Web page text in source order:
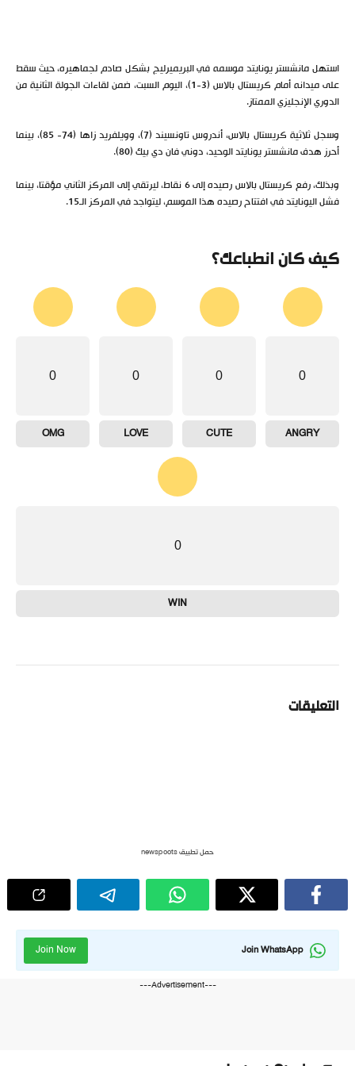
استهل مانشستر يونايتد موسمه في البريميرليج بشكل صادم لجماهيره، حيث سقط
على ميدانه أمام كريستال بالاس (3-1)، اليوم السبت، ضمن لقاءات الجولة الثانية من
الدوري الإنجليزي الممتاز.
وسجل ثلاثية كريستال بالاس، أندروس تاونسيند (7)، وويلفريد زاها (74- 85)، بينما
أحرز هدف مانشستر يونايتد الوحيد، دوني فان دي بيك (80).
وبذلك، رفع كريستال بالاس رصيده إلى 6 نقاط، ليرتقي إلى المركز الثاني مؤقتا، بينما
فشل اليونايتد في افتتاح رصيده هذا الموسم، ليتواجد في المركز الـ15.
كيف كان انطباعك؟
0
ANGRY
0
CUTE
0
LOVE
0
OMG
0
WIN
التعليقات
حمل تطبيق newspoots
Join WhatsApp
Join Now
---Advertisement---